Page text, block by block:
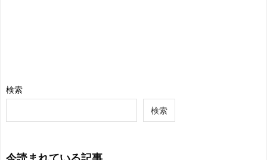
検索
検索